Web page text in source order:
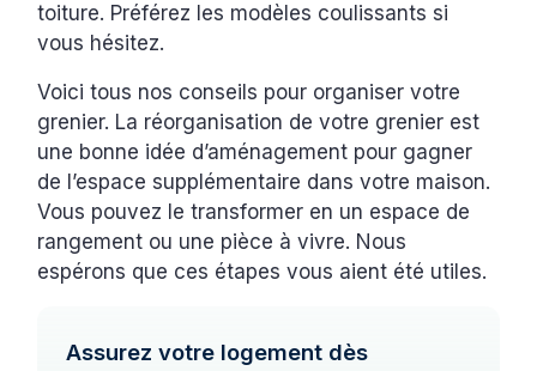
toiture. Préférez les modèles coulissants si
vous hésitez.
Voici tous nos conseils pour organiser votre
grenier. La réorganisation de votre grenier est
une bonne idée d’aménagement pour gagner
de l’espace supplémentaire dans votre maison.
Vous pouvez le transformer en un espace de
rangement ou une pièce à vivre. Nous
espérons que ces étapes vous aient été utiles.
Assurez votre logement dès